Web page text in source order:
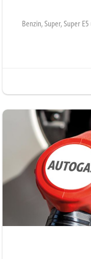
Benzin, Super, Super